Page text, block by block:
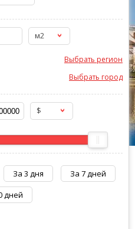
м2
Выбрать регион
Выбрать город
$
За 3 дня
За 7 дней
дней